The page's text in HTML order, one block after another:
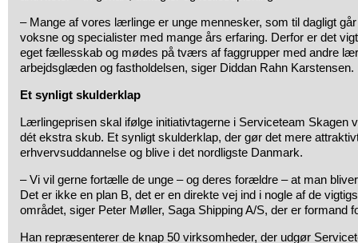
– Mange af vores lærlinge er unge mennesker, som til dagligt
voksne og specialister med mange års erfaring. Derfor er det
eget fællesskab og mødes på tværs af faggrupper med andre
arbejdsglæden og fastholdelsen, siger Diddan Rahn Karstensen.
Et synligt skulderklap
Lærlingeprisen skal ifølge initiativtagerne i Serviceteam Skagen
dét ekstra skub. Et synligt skulderklap, der gør det mere
erhvervsuddannelse og blive i det nordligste Danmark.
– Vi vil gerne fortælle de unge – og deres forældre – at man
Det er ikke en plan B, det er en direkte vej ind i nogle af de
området, siger Peter Møller, Saga Shipping A/S, der er formand
Han repræsenterer de knap 50 virksomheder, der udgør